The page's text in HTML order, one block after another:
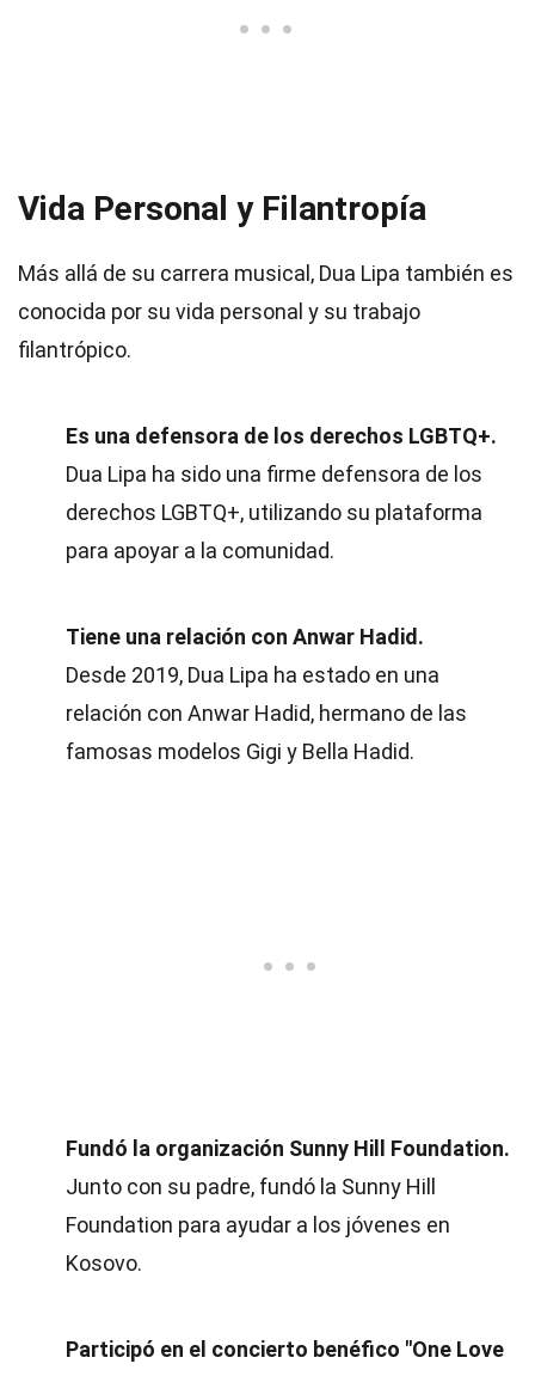
Vida Personal y Filantropía
Más allá de su carrera musical, Dua Lipa también es
conocida por su vida personal y su trabajo
filantrópico.
Es una defensora de los derechos LGBTQ+.
Dua Lipa ha sido una firme defensora de los
derechos LGBTQ+, utilizando su plataforma
para apoyar a la comunidad.
Tiene una relación con Anwar Hadid.
Desde 2019, Dua Lipa ha estado en una
relación con Anwar Hadid, hermano de las
famosas modelos Gigi y Bella Hadid.
Fundó la organización Sunny Hill Foundation.
Junto con su padre, fundó la Sunny Hill
Foundation para ayudar a los jóvenes en
Kosovo.
Participó en el concierto benéfico "One Love